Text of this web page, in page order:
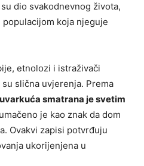
dio svakodnevnog života,
koja njeguje
etnolozi i istraživači
slična uvjerenja. Prema
smatrana je svetim
je kao znak da dom
Ovakvi zapisi potvrđuju
ukorijenjena u